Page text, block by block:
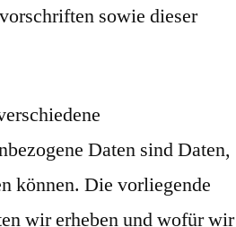
sowie dieser
Daten sind Daten,
können. Die vorliegende
wir erheben und wofür wir